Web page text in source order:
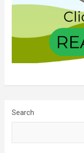
Search